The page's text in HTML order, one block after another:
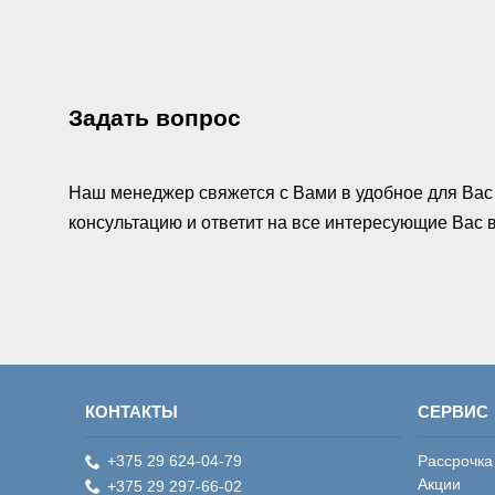
Задать вопрос
Наш менеджер свяжется с Вами в удобное для Вас
консультацию и ответит на все интересующие Вас
КОНТАКТЫ
+375 29 624-04-79
+375 29 297-66-02
СЕРВИС
Рассрочка
Акции